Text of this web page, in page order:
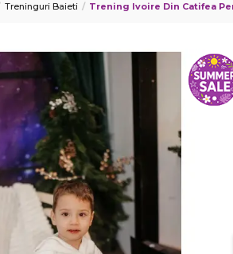
Treninguri Baieti Trening Ivoire Din Catifea